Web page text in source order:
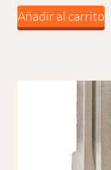
Añadir al carrito